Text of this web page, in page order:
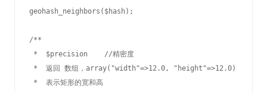
geohash_neighbors($hash);
/**
*  $precision    //精密度
*  返回 数组，array("width"=>12.0, "height"=>12.0)
*  表示矩形的宽和高